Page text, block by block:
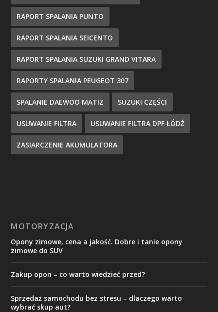
RAPORT SPALANIA PUNTO
RAPORT SPALANIA SEICENTO
RAPORT SPALANIA SUZUKI GRAND VITARA
RAPORTY SPALANIA PEUGEOT 307
SPALANIE DAEWOO MATIZ SUZUKI CZĘŚCI
USUWANIE FILTRA USUWANIE FILTRA DPF ŁÓDŹ
ZASIARCZENIE AKUMULATORA
MOTORYZACJA
Opony zimowe, cena a jakość. Dobre i tanie opony
zimowe do SUV
Zakup opon – co warto wiedzieć przed?
Sprzedaż samochodu bez stresu – dlaczego warto
wybrać skup aut?